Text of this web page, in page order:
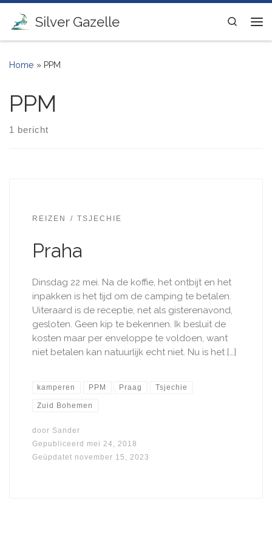
Ga naar inhoud
Silver Gazelle
Search
Home » PPM
PPM
1 bericht
REIZEN TSJECHIE
Praha
Dinsdag 22 mei. Na de koffie, het ontbijt en het
inpakken is het tijd om de camping te betalen.
Uiteraard is de receptie, net als gisterenavond,
gesloten. Geen kip te bekennen. Ik besluit de
kosten maar per enveloppe te voldoen, want
niet betalen kan natuurlijk echt niet. Nu is het […]
kamperen PPM Praag Tsjechie
Zuid Bohemen
door Sander
Gepubliceerd mei 24, 2018
Geüpdatet november 15, 2023